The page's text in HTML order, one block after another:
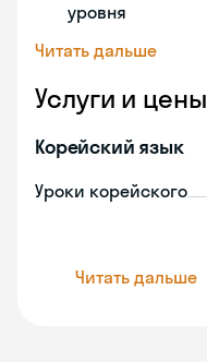
уровня
Читать дальше
Услуги и цены
Корейский язык
Уроки корейского
Читать дальше